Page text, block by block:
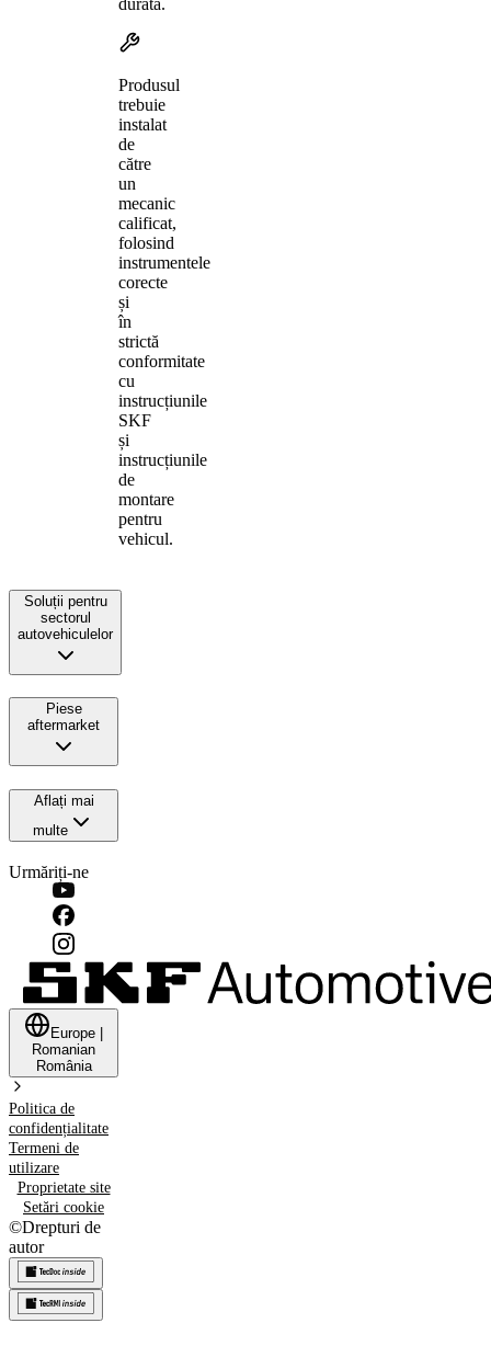
Produsul
trebuie
instalat
de
către
un
mecanic
calificat,
folosind
instrumentele
corecte
și
în
strictă
conformitate
cu
instrucțiunile
SKF
și
instrucțiunile
de
montare
pentru
vehicul.
Soluții pentru
sectorul
autovehiculelor
Piese
aftermarket
Aflați mai
multe
Urmăriți-ne
Europe
Romanian
România
Politica de
confidențialitate
Termeni de
utilizare
Proprietate site
Setări cookie
©Drepturi de
autor